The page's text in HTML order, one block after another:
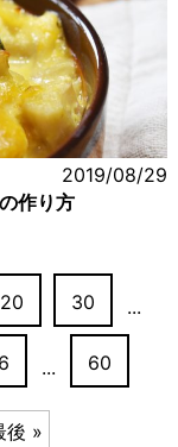
2019/08/29
作り方
20 30 ...
... 60
後 »